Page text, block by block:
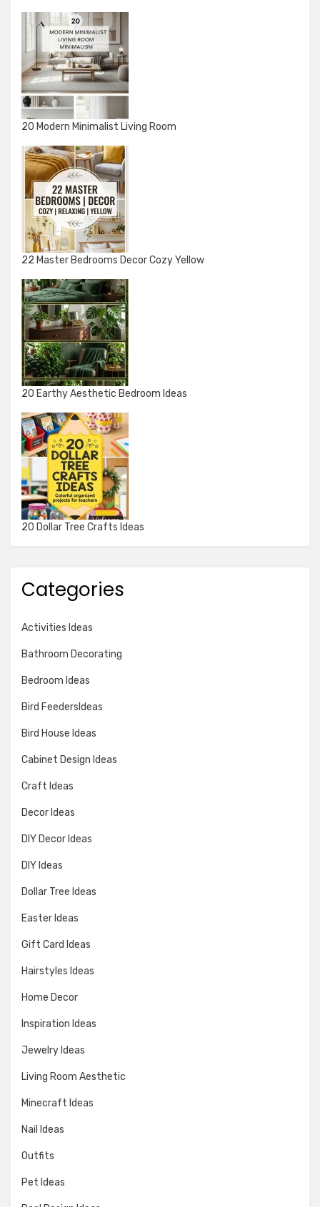
20 Modern Minimalist Living Room
22 Master Bedrooms Decor Cozy Yellow
20 Earthy Aesthetic Bedroom Ideas
20 Dollar Tree Crafts Ideas
Categories
Activities Ideas
Bathroom Decorating
Bedroom Ideas
Bird FeedersIdeas
Bird House Ideas
Cabinet Design Ideas
Craft Ideas
Decor Ideas
DIY Decor Ideas
DIY Ideas
Dollar Tree Ideas
Easter Ideas
Gift Card Ideas
Hairstyles Ideas
Home Decor
Inspiration Ideas
Jewelry Ideas
Living Room Aesthetic
Minecraft Ideas
Nail Ideas
Outfits
Pet Ideas